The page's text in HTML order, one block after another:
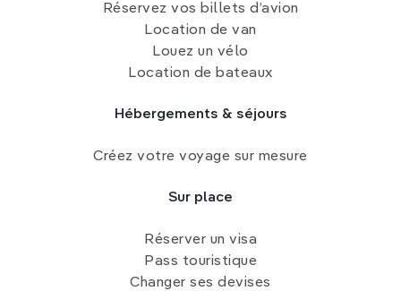
Réservez vos billets d’avion
Location de van
Louez un vélo
Location de bateaux
Hébergements & séjours
Créez votre voyage sur mesure
Sur place
Réserver un visa
Pass touristique
Changer ses devises